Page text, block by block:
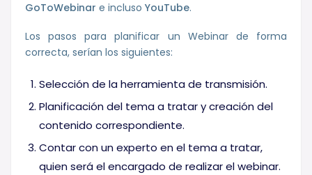
GoToWebinar e incluso YouTube.
Los pasos para planificar un Webinar de forma
correcta, serían los siguientes:
Selección de la herramienta de transmisión.
Planificación del tema a tratar y creación del
contenido correspondiente.
Contar con un experto en el tema a tratar,
quien será el encargado de realizar el webinar.